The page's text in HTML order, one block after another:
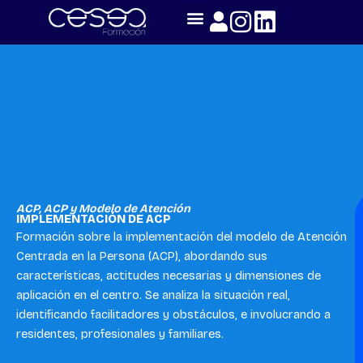
content
ACP,ACP y Modelo de Atención
IMPLEMENTACIÓN DE ACP
Formación sobre la implementación del modelo de Atención
Centrada en la Persona (ACP), abordando sus
características, actitudes necesarias y dimensiones de
aplicación en el centro. Se analiza la situación real,
identificando facilitadores y obstáculos, e involucrando a
residentes, profesionales y familiares.